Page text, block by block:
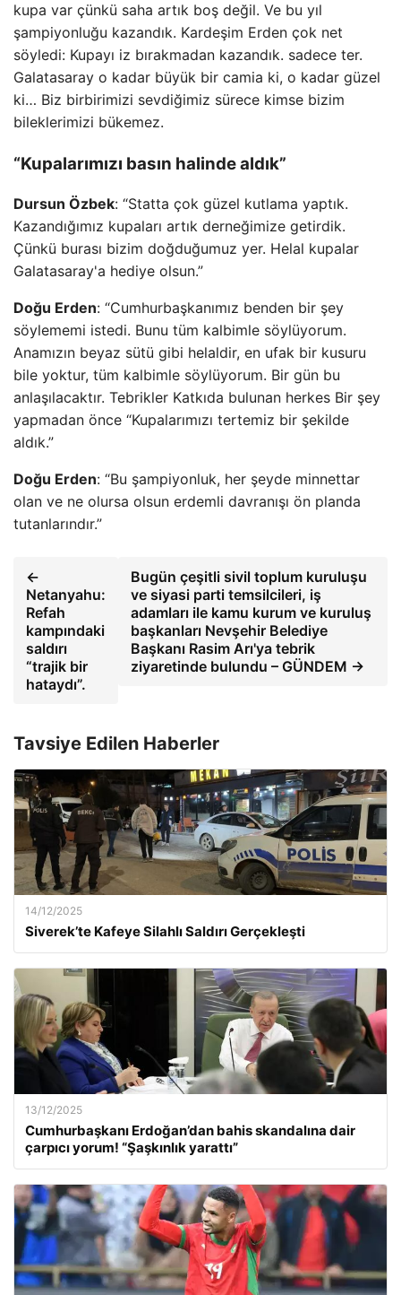
kupa var çünkü saha artık boş değil. Ve bu yıl
şampiyonluğu kazandık. Kardeşim Erden çok net
söyledi: Kupayı iz bırakmadan kazandık. sadece ter.
Galatasaray o kadar büyük bir camia ki, o kadar güzel
ki… Biz birbirimizi sevdiğimiz sürece kimse bizim
bileklerimizi bükemez.
“Kupalarımızı basın halinde aldık”
Dursun Özbek: “Statta çok güzel kutlama yaptık.
Kazandığımız kupaları artık derneğimize getirdik.
Çünkü burası bizim doğduğumuz yer. Helal kupalar
Galatasaray'a hediye olsun.”
Doğu Erden: “Cumhurbaşkanımız benden bir şey
söylememi istedi. Bunu tüm kalbimle söylüyorum.
Anamızın beyaz sütü gibi helaldir, en ufak bir kusuru
bile yoktur, tüm kalbimle söylüyorum. Bir gün bu
anlaşılacaktır. Tebrikler Katkıda bulunan herkes Bir şey
yapmadan önce “Kupalarımızı tertemiz bir şekilde
aldık.”
Doğu Erden: “Bu şampiyonluk, her şeyde minnettar
olan ve ne olursa olsun erdemli davranışı ön planda
tutanlarındır.”
←
Netanyahu:
Refah
kampındaki
saldırı
“trajik bir
hataydı”.
Bugün çeşitli sivil toplum kuruluşu
ve siyasi parti temsilcileri, iş
adamları ile kamu kurum ve kuruluş
başkanları Nevşehir Belediye
Başkanı Rasim Arı'ya tebrik
ziyaretinde bulundu – GÜNDEM →
Tavsiye Edilen Haberler
14/12/2025
Siverek’te Kafeye Silahlı Saldırı Gerçekleşti
13/12/2025
Cumhurbaşkanı Erdoğan’dan bahis skandalına dair
çarpıcı yorum! “Şaşkınlık yarattı”